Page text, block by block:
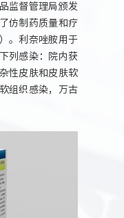
监督管理局颁发
仿制药质量和疗
。利奈唑胺用于
列感染：院内获
性皮肤和皮肤软
组织感染，万古